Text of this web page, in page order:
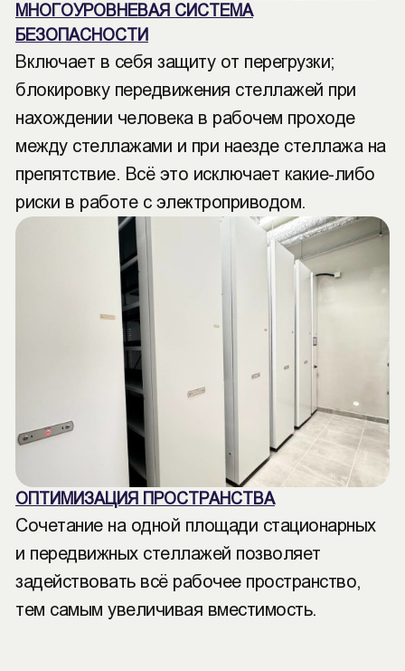
МНОГОУРОВНЕВАЯ СИСТЕМА
БЕЗОПАСНОСТИ
Включает в себя защиту от перегрузки;
блокировку передвижения стеллажей при
нахождении человека в рабочем проходе
между стеллажами и при наезде стеллажа на
препятствие. Всё это исключает какие-либо
риски в работе с электроприводом.
ОПТИМИЗАЦИЯ ПРОСТРАНСТВА
Сочетание на одной площади стационарных
и передвижных стеллажей позволяет
задействовать всё рабочее пространство,
тем самым увеличивая вместимость.